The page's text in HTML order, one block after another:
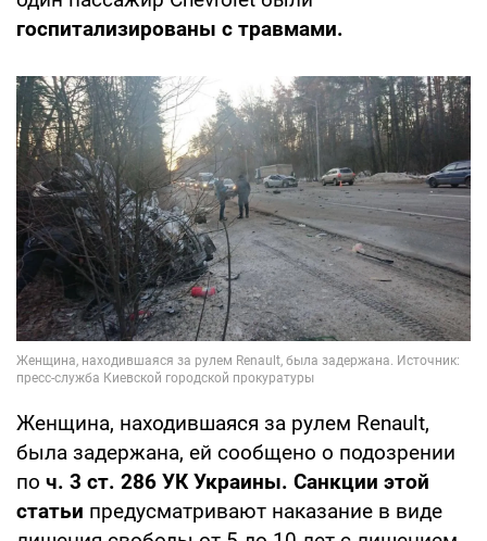
госпитализированы с травмами.
Женщина, находившаяся за рулем Renault,
была задержана, ей сообщено о подозрении
по ч. 3 ст. 286 УК Украины. Санкции этой
статьи предусматривают наказание в виде